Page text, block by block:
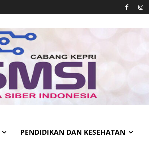
PENDIDIKAN DAN KESEHATAN